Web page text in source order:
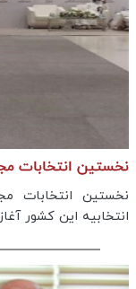
نخستین انتخابات
انتخابیه این کشور